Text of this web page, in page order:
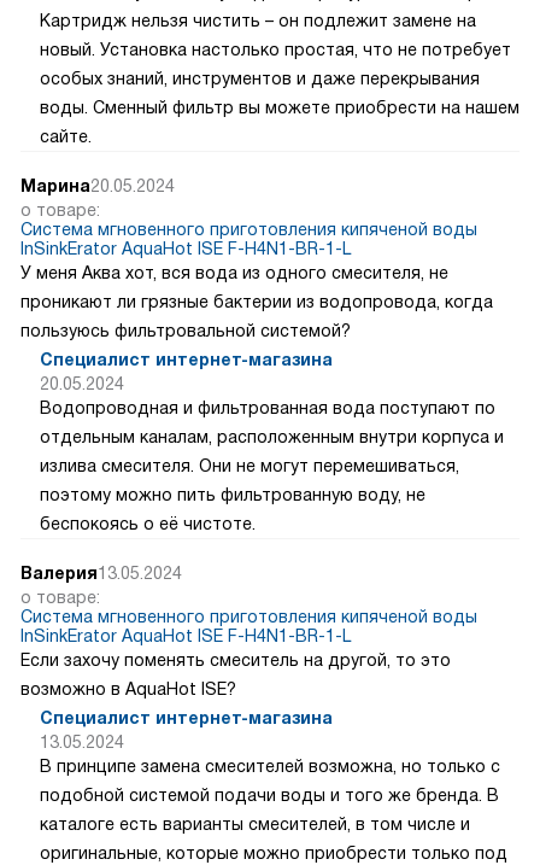
Картридж нельзя чистить – он подлежит замене на
новый. Установка настолько простая, что не потребует
особых знаний, инструментов и даже перекрывания
воды. Сменный фильтр вы можете приобрести на нашем
сайте.
Марина20.05.2024
о товаре:
Система мгновенного приготовления кипяченой воды
InSinkErator AquaHot ISE F-H4N1-BR-1-L
У меня Аква хот, вся вода из одного смесителя, не
проникают ли грязные бактерии из водопровода, когда
пользуюсь фильтровальной системой?
Специалист интернет-магазина
20.05.2024
Водопроводная и фильтрованная вода поступают по
отдельным каналам, расположенным внутри корпуса и
излива смесителя. Они не могут перемешиваться,
поэтому можно пить фильтрованную воду, не
беспокоясь о её чистоте.
Валерия13.05.2024
о товаре:
Система мгновенного приготовления кипяченой воды
InSinkErator AquaHot ISE F-H4N1-BR-1-L
Если захочу поменять смеситель на другой, то это
возможно в AquaHot ISE?
Специалист интернет-магазина
13.05.2024
В принципе замена смесителей возможна, но только с
подобной системой подачи воды и того же бренда. В
каталоге есть варианты смесителей, в том числе и
оригинальные, которые можно приобрести только под